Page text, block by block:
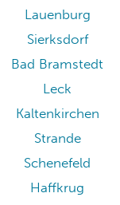
Lauenburg
Sierksdorf
Bad Bramstedt
Leck
Kaltenkirchen
Strande
Schenefeld
Haffkrug